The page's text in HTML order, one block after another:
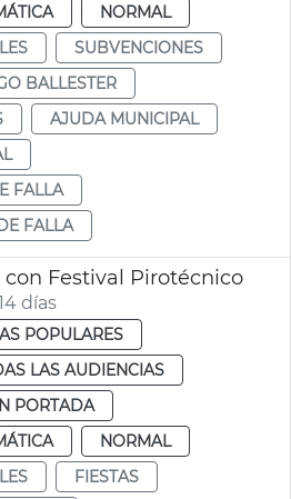
NORMAL
SUBVENCIONES
BALLESTER
AJUDA MUNICIPAL
FALLA
FALLA
con Festival Pirotécnico
días
POPULARES
LAS AUDIENCIAS
PORTADA
NORMAL
FIESTAS